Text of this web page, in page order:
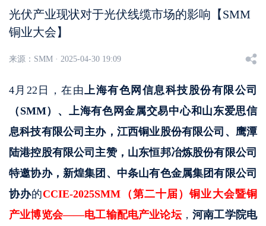
光伏产业现状对于光伏线缆市场的影响【SMM
铜业大会】
来源： SMM · 2025-04-30 19:09
4月22日，在由 上海有色网信息科技股份有限公司
（SMM）、上海有色网金属交易中心和山东爱思信
息科技有限公司主办，江西铜业股份有限公司、鹰潭
陆港控股有限公司主赞，山东恒邦冶炼股份有限公司
特邀协办，新煌集团、中条山有色金属集团有限公司
协办的CCIE-2025SMM（第二十届）铜业大会暨铜
产业博览会——电工输配电产业论坛，河南工学院电